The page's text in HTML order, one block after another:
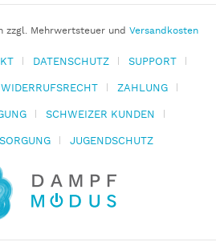
zzgl. Mehrwertsteuer und Versandkosten
DATENSCHUTZ
SUPPORT
WIDERRUFSRECHT
ZAHLUNG
SCHWEIZER KUNDEN
JUGENDSCHUTZ